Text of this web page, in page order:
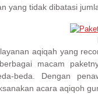
yang tidak dibatasi
aqiqah yang
macam
beda. Dengan
acara aqiqoh